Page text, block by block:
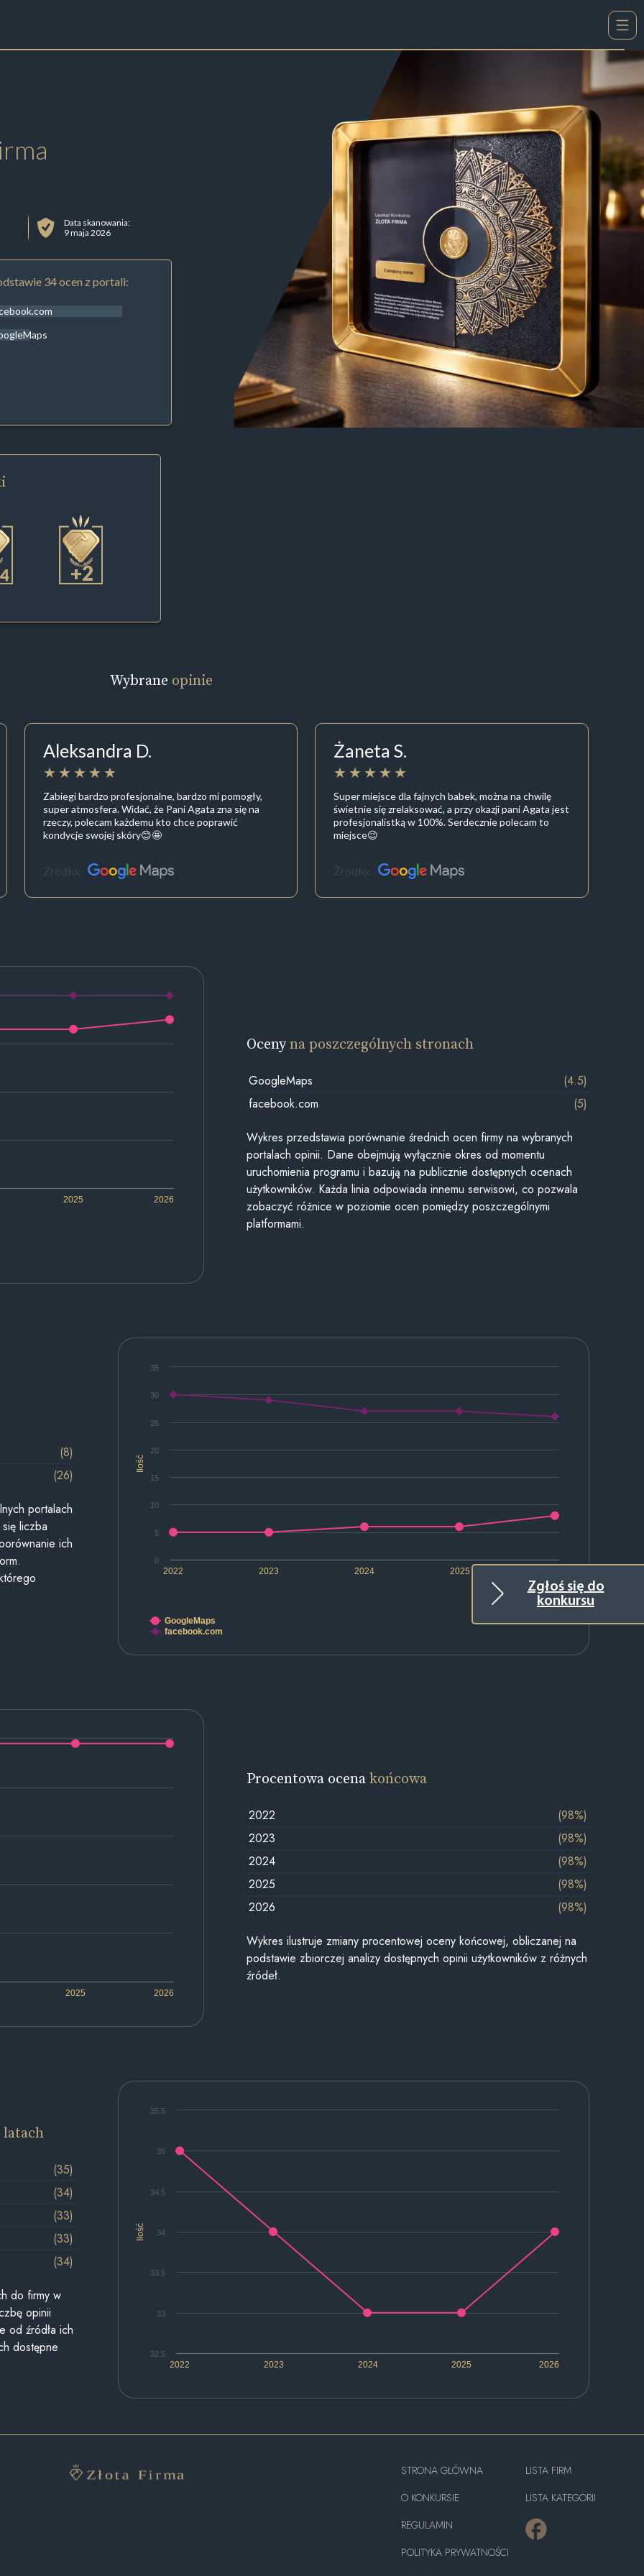
Zgłoś się do
konkursu
Data skanowania:
9 maja 2026
34 ocen z portali:
+2
Wybrane opinie
Aleksandra D.
Zabiegi bardzo profesjonalne, bardzo mi pomogły,
super atmosfera. Widać, że Pani Agata zna się na
rzeczy, polecam każdemu kto chce poprawić
kondycje swojej skóry😊🤩
Źródło:
Żaneta S.
Super miejsce dla fajnych babek, można na chwilę
świetnie się zrelaksować, a przy okazji pani Agata jest
profesjonalistką w 100%. Serdecznie polecam to
miejsce😉
Źródło:
2025 2026
Ocenyna poszczególnych stronach
GoogleMaps
(4.5)
facebook.com
(5)
Wykres przedstawia porównanie średnich ocen firmy na wybranych
portalach opinii. Dane obejmują wyłącznie okres od momentu
uruchomienia programu i bazują na publicznie dostępnych ocenach
użytkowników. Każda linia odpowiada innemu serwisowi, co pozwala
zobaczyć różnice w poziomie ocen pomiędzy poszczególnymi
platformami.
Ilość
2022 2023 2024 2025
0
5
10
15
20
25
30
35
GoogleMaps
facebook.com
(8)
(26)
portalach
liczba
ich
2025 2026
Procentowa ocenakońcowa
2022
(98%)
2023
(98%)
2024
(98%)
2025
(98%)
2026
(98%)
Wykres ilustruje zmiany procentowej oceny końcowej, obliczanej na
podstawie zbiorczej analizy dostępnych opinii użytkowników z różnych
źródeł.
Ilość
2022 2023 2024 2025 2026
32.5
33
33.5
34
34.5
35
35.5
latach
(35)
(34)
(33)
(33)
(34)
do firmy w
opinii
od źródła ich
dostępne
STRONA GŁÓWNA
O KONKURSIE
REGULAMIN
POLITYKA PRYWATNOŚCI
LISTA FIRM
LISTA KATEGORII